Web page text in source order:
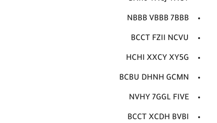
NBBB VBBB 7BBB
BCCT FZII NCVU
HCHI XXCY XY5G
BCBU DHNH GCMN
NVHY 7GGL FIVE
BCCT XCDH BVBI